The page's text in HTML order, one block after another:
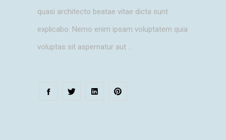
quasi architecto beatae vitae dicta sunt
explicabo. Nemo enim ipsam voluptatem quia
voluptas sit aspernatur aut